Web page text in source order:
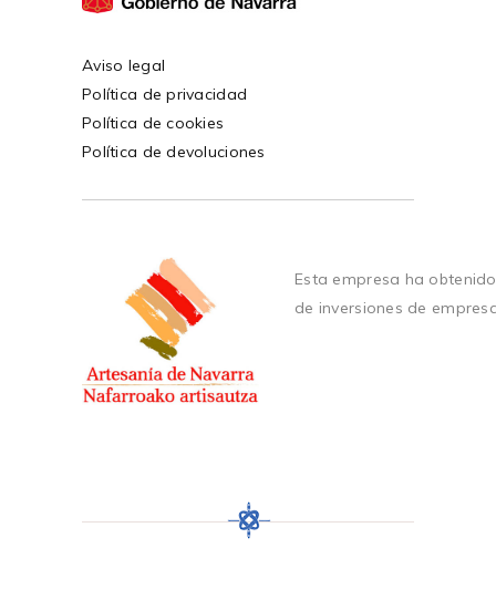
Aviso legal
Política de privacidad
Política de cookies
Política de devoluciones
Esta empresa ha
de inversiones de